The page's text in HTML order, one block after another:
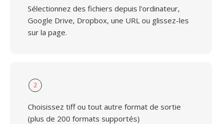
Sélectionnez des fichiers depuis l'ordinateur,
Google Drive, Dropbox, une URL ou glissez-les
sur la page.
2
Choisissez tiff ou tout autre format de sortie
(plus de 200 formats supportés)